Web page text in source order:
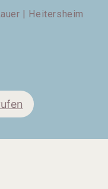
| Heitersheim